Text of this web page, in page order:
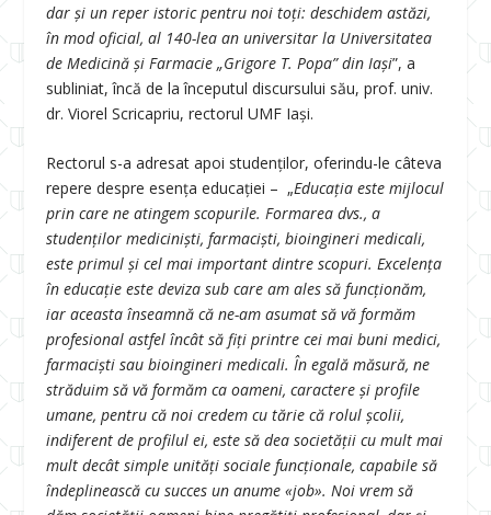
dar și un reper istoric pentru noi toți: deschidem astăzi,
în mod oficial, al 140-lea an universitar la Universitatea
de Medicină și Farmacie „Grigore T. Popa” din Iași”, a
subliniat, încă de la începutul discursului său, prof. univ.
dr. Viorel Scricapriu, rectorul UMF Iași.
Rectorul s-a adresat apoi studenților, oferindu-le câteva
repere despre esența educației – „Educația este mijlocul
prin care ne atingem scopurile. Formarea dvs., a
studenților mediciniști, farmaciști, bioingineri medicali,
este primul și cel mai important dintre scopuri. Excelența
în educație este deviza sub care am ales să funcționăm,
iar aceasta înseamnă că ne-am asumat să vă formăm
profesional astfel încât să fiți printre cei mai buni medici,
farmaciști sau bioingineri medicali. În egală măsură, ne
străduim să vă formăm ca oameni, caractere și profile
umane, pentru că noi credem cu tărie că rolul școlii,
indiferent de profilul ei, este să dea societății cu mult mai
mult decât simple unități sociale funcționale, capabile să
îndeplinească cu succes un anume «job». Noi vrem să